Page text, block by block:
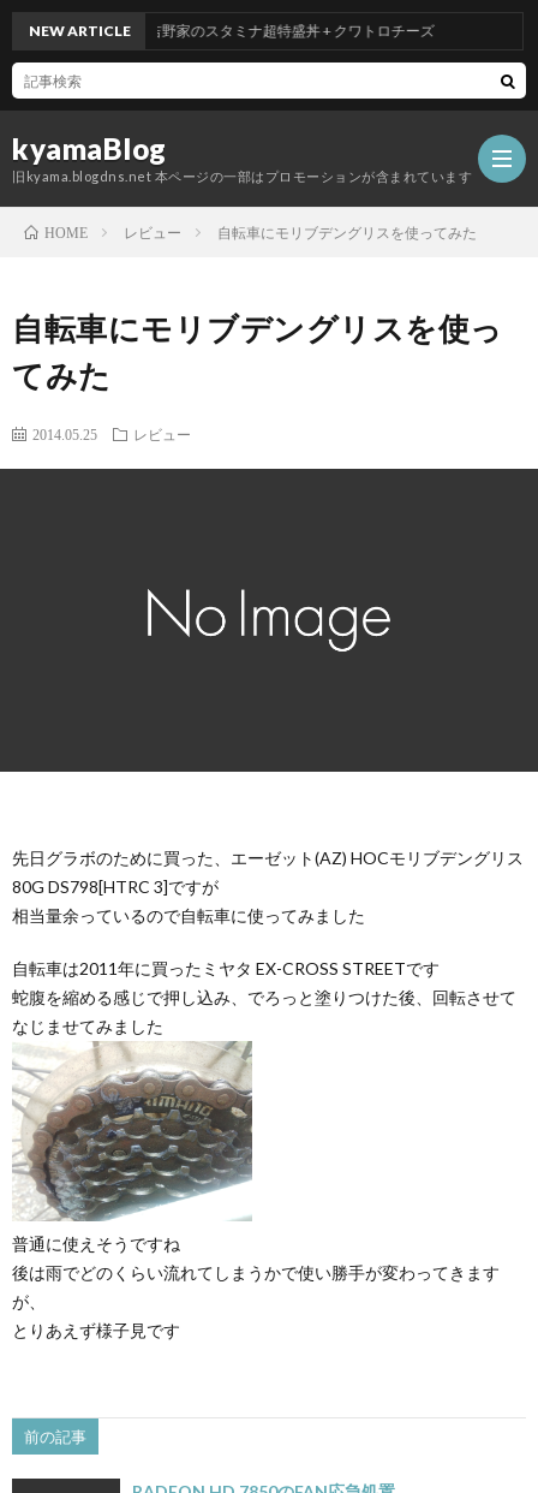
kyamaBlog
旧kyama.blogdns.net 本ページの一部はプロモーションが含まれています
NEW ARTICLE吉野家のスタミナ超特盛丼 + クワトロチーズ
HOME レビュー 自転車にモリブデングリスを使ってみた
自転車にモリブデングリスを使っ
てみた
2014.05.25 レビュー
先日グラボのために買った、エーゼット(AZ) HOCモリブデングリス
80G DS798[HTRC 3]ですが
相当量余っているので自転車に使ってみました
自転車は2011年に買ったミヤタ EX-CROSS STREETです
蛇腹を縮める感じで押し込み、でろっと塗りつけた後、回転させて
なじませてみました
普通に使えそうですね
後は雨でどのくらい流れてしまうかで使い勝手が変わってきます
が、
とりあえず様子見です
前の記事